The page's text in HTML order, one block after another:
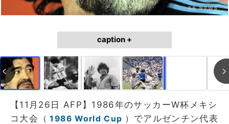
caption +
成中 画像作成中
【11月26日 AFP】1986年のサッカーW杯メキシ
コ大会（ 1986 World Cup ）でアルゼンチン代表